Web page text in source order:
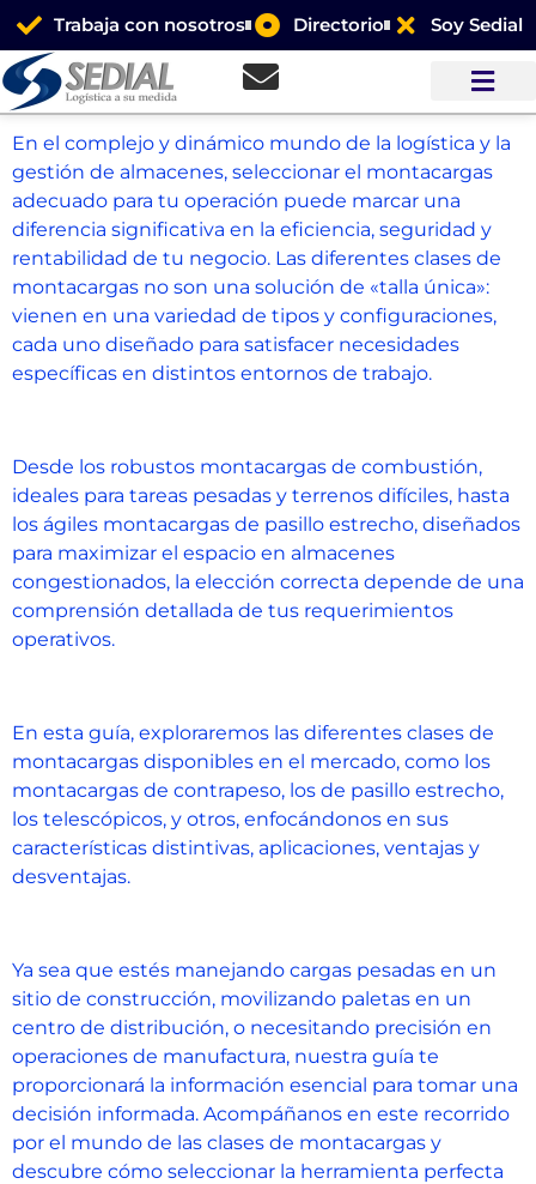
Trabaja con nosotros Directorio Soy Sedial
En el complejo y dinámico mundo de la logística y la
gestión de almacenes, seleccionar el montacargas
adecuado para tu operación puede marcar una
diferencia significativa en la eficiencia, seguridad y
rentabilidad de tu negocio. Las diferentes clases de
montacargas no son una solución de «talla única»:
vienen en una variedad de tipos y configuraciones,
cada uno diseñado para satisfacer necesidades
específicas en distintos entornos de trabajo.
Desde los robustos montacargas de combustión,
ideales para tareas pesadas y terrenos difíciles, hasta
los ágiles montacargas de pasillo estrecho, diseñados
para maximizar el espacio en almacenes
congestionados, la elección correcta depende de una
comprensión detallada de tus requerimientos
operativos.
En esta guía, exploraremos las diferentes clases de
montacargas disponibles en el mercado, como los
montacargas de contrapeso, los de pasillo estrecho,
los telescópicos, y otros, enfocándonos en sus
características distintivas, aplicaciones, ventajas y
desventajas.
Ya sea que estés manejando cargas pesadas en un
sitio de construcción, movilizando paletas en un
centro de distribución, o necesitando precisión en
operaciones de manufactura, nuestra guía te
proporcionará la información esencial para tomar una
decisión informada. Acompáñanos en este recorrido
por el mundo de las clases de montacargas y
descubre cómo seleccionar la herramienta perfecta